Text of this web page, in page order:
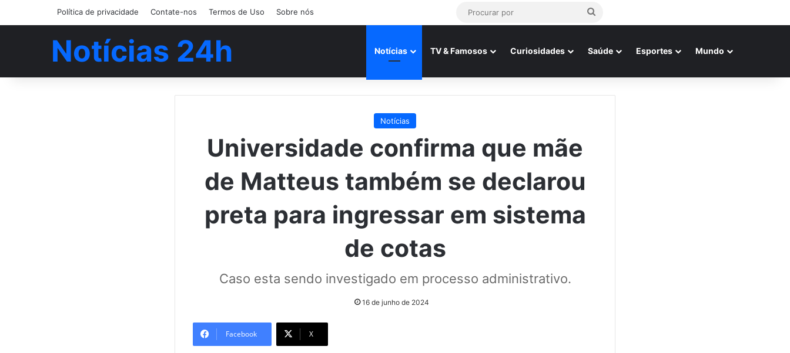
Política de privacidade Contate-nos Termos de Uso Sobre nós
Procurar
Notícias 24h Notícias TV & Famosos Curiosidades Saúde Esportes Mundo
Notícias
Universidade confirma que mãe
de Matteus também se declarou
preta para ingressar em sistema
de cotas
Caso esta sendo investigado em processo administrativo.
16 de junho de 2024
Facebook X